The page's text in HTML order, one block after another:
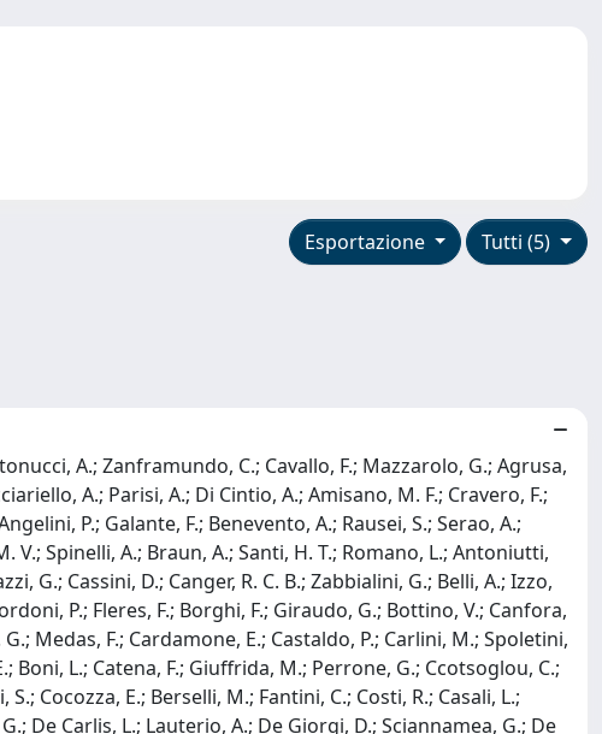
Tutti (5)
Esportazione
A.; Zanframundo, C.; Cavallo, F.; Mazzarolo, G.; Agrusa,
A.; Parisi, A.; Di Cintio, A.; Amisano, M. F.; Cravero, F.;
P.; Galante, F.; Benevento, A.; Rausei, S.; Serao, A.;
Spinelli, A.; Braun, A.; Santi, H. T.; Romano, L.; Antoniutti,
G.; Cassini, D.; Canger, R. C. B.; Zabbialini, G.; Belli, A.; Izzo,
P.; Fleres, F.; Borghi, F.; Giraudo, G.; Bottino, V.; Canfora,
Medas, F.; Cardamone, E.; Castaldo, P.; Carlini, M.; Spoletini,
Boni, L.; Catena, F.; Giuffrida, M.; Perrone, G.; Ccotsoglou, C.;
Cocozza, E.; Berselli, M.; Fantini, C.; Costi, R.; Casali, L.;
De Carlis, L.; Lauterio, A.; De Giorgi, D.; Sciannamea, G.; De